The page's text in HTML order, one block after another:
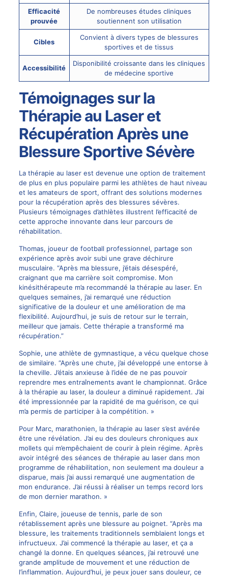
Efficacité
prouvée
De nombreuses études cliniques
soutiennent son utilisation
Cibles
Convient à divers types de blessures
sportives et de tissus
Accessibilité
Disponibilité croissante dans les cliniques
de médecine sportive
Témoignages sur la
Thérapie au Laser et
Récupération Après une
Blessure Sportive Sévère
La thérapie au laser est devenue une option de traitement
de plus en plus populaire parmi les athlètes de haut niveau
et les amateurs de sport, offrant des solutions modernes
pour la récupération après des blessures sévères.
Plusieurs témoignages d’athlètes illustrent l’efficacité de
cette approche innovante dans leur parcours de
réhabilitation.
Thomas, joueur de football professionnel, partage son
expérience après avoir subi une grave déchirure
musculaire. “Après ma blessure, j’étais désespéré,
craignant que ma carrière soit compromise. Mon
kinésithérapeute m’a recommandé la thérapie au laser. En
quelques semaines, j’ai remarqué une réduction
significative de la douleur et une amélioration de ma
flexibilité. Aujourd’hui, je suis de retour sur le terrain,
meilleur que jamais. Cette thérapie a transformé ma
récupération.”
Sophie, une athlète de gymnastique, a vécu quelque chose
de similaire. “Après une chute, j’ai développé une entorse à
la cheville. J’étais anxieuse à l’idée de ne pas pouvoir
reprendre mes entraînements avant le championnat. Grâce
à la thérapie au laser, la douleur a diminué rapidement. J’ai
été impressionnée par la rapidité de ma guérison, ce qui
m’a permis de participer à la compétition. »
Pour Marc, marathonien, la thérapie au laser s’est avérée
être une révélation. J’ai eu des douleurs chroniques aux
mollets qui m’empêchaient de courir à plein régime. Après
avoir intégré des séances de thérapie au laser dans mon
programme de réhabilitation, non seulement ma douleur a
disparue, mais j’ai aussi remarqué une augmentation de
mon endurance. J’ai réussi à réaliser un temps record lors
de mon dernier marathon. »
Enfin, Claire, joueuse de tennis, parle de son
rétablissement après une blessure au poignet. “Après ma
blessure, les traitements traditionnels semblaient longs et
infructueux. J’ai commencé la thérapie au laser, et ça a
changé la donne. En quelques séances, j’ai retrouvé une
grande amplitude de mouvement et une réduction de
l’inflammation. Aujourd’hui, je peux jouer sans douleur, ce